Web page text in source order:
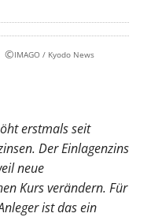
©IMAGO / Kyodo News
erstmals seit
Der Einlagenzins
neue
Kurs verändern. Für
ist das ein